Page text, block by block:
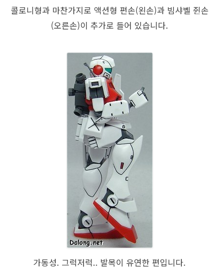
콜로니형과 마찬가지로 액션형 편손(왼손)과 빔샤벨 쥔손
(오른손)이 추가로 들어 있습니다.
가동성. 그럭저럭.. 발목이 유연한 편입니다.